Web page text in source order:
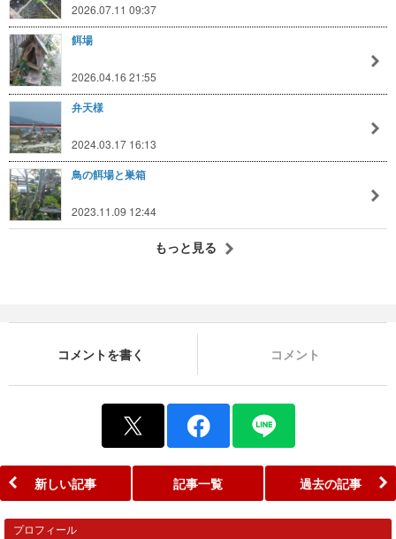
2026.07.11 09:37
餌場
2026.04.16 21:55
弁天様
2024.03.17 16:13
鳥の餌場と巣箱
2023.11.09 12:44
もっと見る
コメントを書く コメント
新しい記事 記事一覧 過去の記事
プロフィール